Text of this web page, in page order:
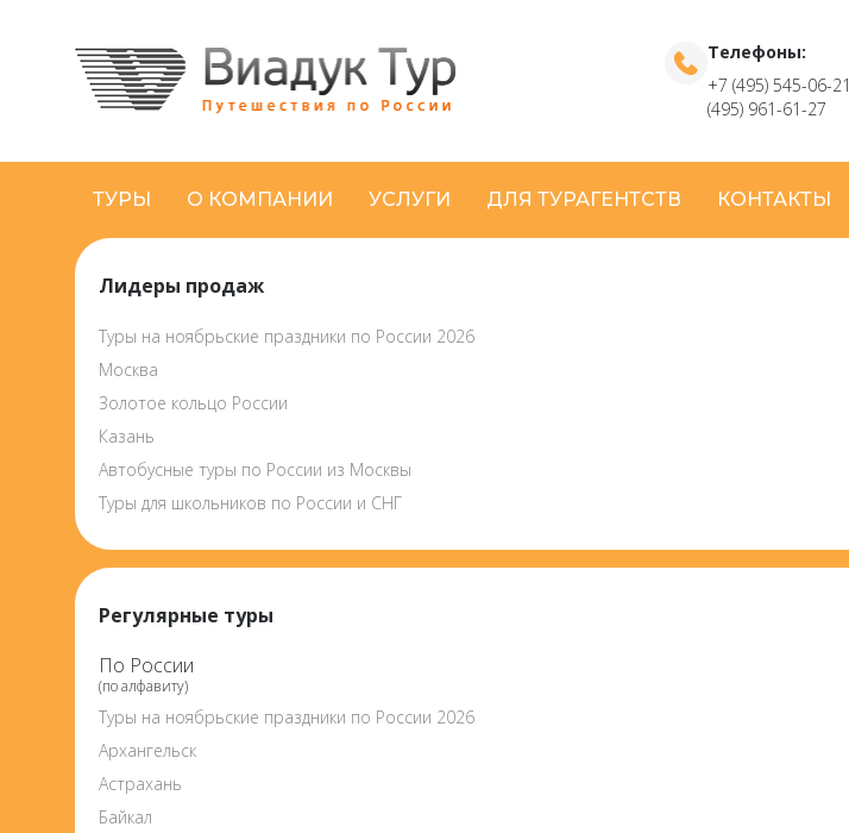
Телефоны:
+7 (495) 545-06-21
(495) 961-61-27
ТУРЫ О КОМПАНИИ УСЛУГИ ДЛЯ ТУРАГЕНТСТВ КОНТАКТЫ
Лидеры продаж
Туры на ноябрьские праздники по России 2026
Москва
Золотое кольцо России
Казань
Автобусные туры по России из Москвы
Туры для школьников по России и СНГ
Регулярные туры
По России
(по алфавиту)
Туры на ноябрьские праздники по России 2026
Архангельск
Астрахань
Байкал